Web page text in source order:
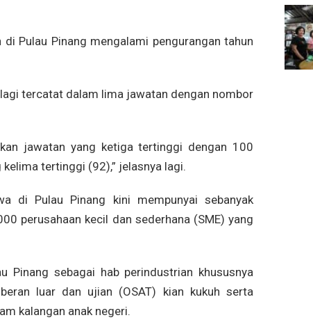
Pulau Pinang mengalami pengurangan tahun
tercatat dalam lima jawatan dengan nombor
jawatan yang ketiga tertinggi dengan 100
tertinggi (92),” jelasnya lagi.
di Pulau Pinang kini mempunyai sebanyak
perusahaan kecil dan sederhana (SME) yang
Pinang sebagai hab perindustrian khususnya
luar dan ujian (OSAT) kian kukuh serta
kalangan anak negeri.